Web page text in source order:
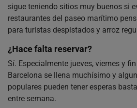
sigue teniendo sitios muy buenos si
restaurantes del paseo marítimo
para turistas despistados y arroz
¿Hace falta reservar?
Sí. Especialmente jueves, viernes y
Barcelona se llena muchísimo y
populares pueden tener esperas
entre semana.